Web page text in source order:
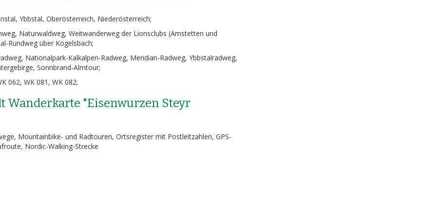
Ybbstal, Oberösterreich, Niederösterreich;
Naturwaldweg, Weitwanderweg der Lionsclubs (Amstetten und
Rundweg über Kogelsbach;
Nationalpark-Kalkalpen-Radweg, Meridian-Radweg, Ybbstalradweg,
Sonnbrand-Almtour;
062, WK 081, WK 082;
Wanderkarte "Eisenwurzen Steyr
Mountainbike- und Radtouren, Ortsregister mit Postleitzahlen, GPS-
Nordic-Walking-Strecke